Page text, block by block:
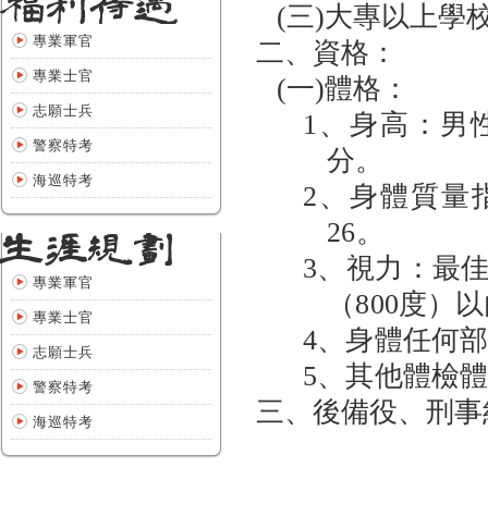
專業軍官
專業士官
志願士兵
警察特考
海巡特考
專業軍官
專業士官
志願士兵
警察特考
海巡特考
(三)大專以上學
二、資格：
(一)體格：
1、 身高：男
分。
2、身體質量
26。
3、 視力：最
（800度）
4、身體任何
5、其他體檢
三、後備役、刑